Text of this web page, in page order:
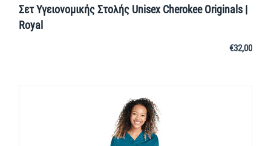
Σετ Υγειονομικής Στολής Unisex Cherokee Originals |
Royal
€32,00